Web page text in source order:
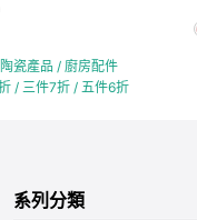
瓷產品 / 廚房配件
/ 三件7折 / 五件6折
系列分類